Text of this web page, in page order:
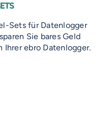
Sets für Datenlogger
Sie bares Geld
Ihrer ebro Datenlogger.